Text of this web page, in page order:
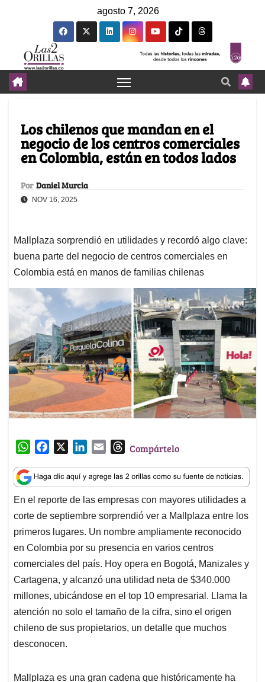
agosto 7, 2026
Los chilenos que mandan en el
negocio de los centros comerciales
en Colombia, están en todos lados
Por Daniel Murcia
NOV 16, 2025
Mallplaza sorprendió en utilidades y recordó algo clave:
buena parte del negocio de centros comerciales en
Colombia está en manos de familias chilenas
W
a
t
s
A
p
p
c
e
b
o
o
k
n
k
e
d
I
n
a
i
l
T
r
e
a
d
s
Compártelo
En el reporte de las empresas con mayores utilidades a
corte de septiembre sorprendió ver a Mallplaza entre los
primeros lugares. Un nombre ampliamente reconocido
en Colombia por su presencia en varios centros
comerciales del país. Hoy opera en Bogotá, Manizales y
Cartagena, y alcanzó una utilidad neta de $340.000
millones, ubicándose en el top 10 empresarial. Llama la
atención no solo el tamaño de la cifra, sino el origen
chileno de sus propietarios, un detalle que muchos
desconocen.
Mallplaza es una gran cadena que históricamente ha